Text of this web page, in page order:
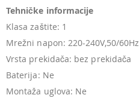
Tehničke informacije
Klasa zaštite: 1
Mrežni napon: 220-240V,50/60Hz
Vrsta prekidača: bez prekidača
Baterija: Ne
Montaža uglova: Ne